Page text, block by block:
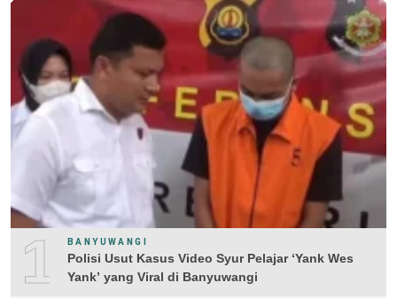
1 BANYUWANGI
Polisi Usut Kasus Video Syur Pelajar ‘Yank Wes
Yank’ yang Viral di Banyuwangi